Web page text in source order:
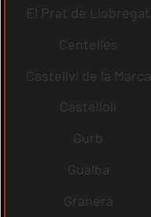
El Prat de Llobregat
Centelles
Castellví de la Marca
Castellolí
Gurb
Gualba
Granera